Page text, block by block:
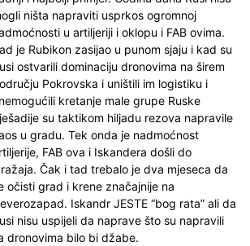
ništa napraviti usprkos ogromnoj
u artiljeriji i oklopu i FAB ovima.
je Rubikon zasijao u punom sjaju i kad su
ostvarili dominaciju dronovima na širem
Pokrovska i uništili im logistiku i
kretanje male grupe Ruske
su taktikom hiljadu rezova napravile
u gradu. Tek onda je nadmoćnost
FAB ova i Iskandera došli do
Čak i tad trebalo je dva mjeseca da
očisti grad i krene značajnije na
Iskandr JESTE “bog rata” ali da
nisu uspijeli da naprave što su napravili
dronovima bilo bi džabe.